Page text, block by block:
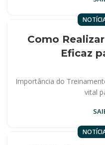
Como
Eficaz
Importância do
vital